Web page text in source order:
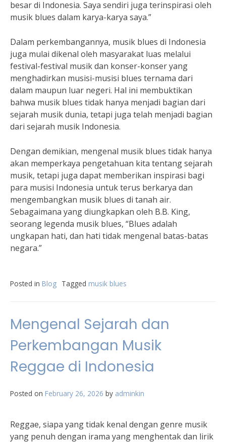
besar di Indonesia. Saya sendiri juga terinspirasi oleh
musik blues dalam karya-karya saya.”
Dalam perkembangannya, musik blues di Indonesia
juga mulai dikenal oleh masyarakat luas melalui
festival-festival musik dan konser-konser yang
menghadirkan musisi-musisi blues ternama dari
dalam maupun luar negeri. Hal ini membuktikan
bahwa musik blues tidak hanya menjadi bagian dari
sejarah musik dunia, tetapi juga telah menjadi bagian
dari sejarah musik Indonesia.
Dengan demikian, mengenal musik blues tidak hanya
akan memperkaya pengetahuan kita tentang sejarah
musik, tetapi juga dapat memberikan inspirasi bagi
para musisi Indonesia untuk terus berkarya dan
mengembangkan musik blues di tanah air.
Sebagaimana yang diungkapkan oleh B.B. King,
seorang legenda musik blues, “Blues adalah
ungkapan hati, dan hati tidak mengenal batas-batas
negara.”
Posted in Blog Tagged musik blues
Mengenal Sejarah dan
Perkembangan Musik
Reggae di Indonesia
Posted on February 26, 2026 by adminkin
Reggae, siapa yang tidak kenal dengan genre musik
yang penuh dengan irama yang menghentak dan lirik